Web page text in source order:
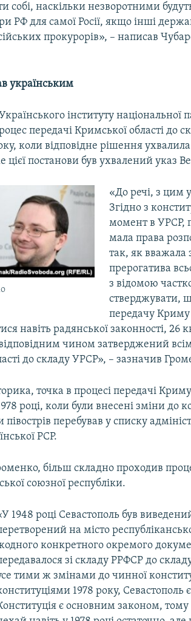
собі, наскільки незворотними
РФ для самої Росії, якщо інші
прокурорів», – написав
українським
інституту національної
передачі Кримської області до
коли відповідне рішення
цієї постанови був ухвалений указ
«До речі, з цим
Згідно з
момент в УРСР,
мала права
так, як вважала
прерогатива
з відомою
стверджувати,
передачу Криму
навіть радянської законності, 26
чином затверджений
до складу УРСР», – зазначив
точка в процесі передачі
році, коли були внесені зміни до
півострів перебував у списку
РСР.
більш складно проходив
союзної республіки.
1948 році Севастополь був
на місто
конкретного окремого
зі складу РРФСР до
тими ж змінами до чинної
1978 року, Севастополь
є основним законом,